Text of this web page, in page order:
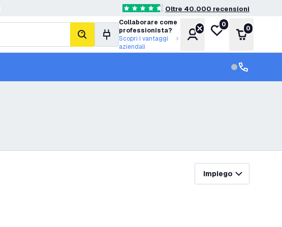
4.6 stelle di valutazione
Oltre 40.000 recensioni
cerca
Collaborare come
professionista?
Scopri i vantaggi
aziendali
AccountLista desideri
0
Carrello
0
Servizio
Assistenza
Impiego